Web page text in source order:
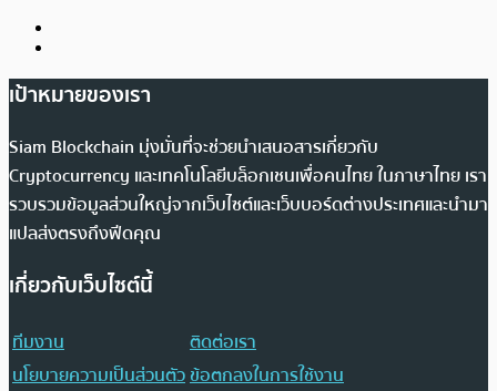
เป้าหมายของเรา
Siam Blockchain มุ่งมั่นที่จะช่วยนำเสนอสารเกี่ยวกับ
Cryptocurrency และเทคโนโลยีบล็อกเชนเพื่อคนไทย ในภาษาไทย เรา
รวบรวมข้อมูลส่วนใหญ่จากเว็บไซต์และเว็บบอร์ดต่างประเทศและนำมา
แปลส่งตรงถึงฟีดคุณ
เกี่ยวกับเว็บไซต์นี้
ทีมงาน
ติดต่อเรา
นโยบายความเป็นส่วนตัวข้อตกลงในการใช้งาน